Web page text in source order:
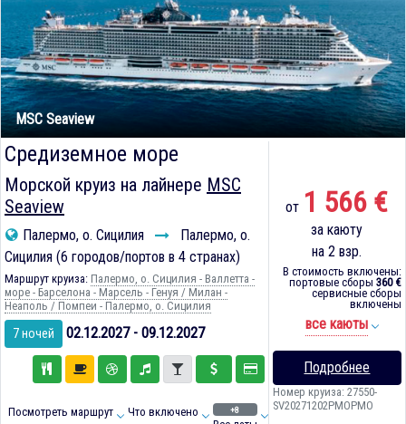
MSC Seaview
Средиземное море
Морской круиз на лайнере MSC
Seaview
Палермо, о. Сицилия
Палермо, о.
Сицилия (6 городов/портов в 4 странах)
Маршрут круиза: Палермо, о. Сицилия - Валлетта -
море - Барселона - Марсель - Генуя / Милан -
Неаполь / Помпеи - Палермо, о. Сицилия
7 ночей 02.12.2027 - 09.12.2027
Посмотреть маршрут Что включено +8
от 1 566 €
за каюту
на 2 взр.
В стоимость включены:
портовые сборы 360 €
сервисные сборы
включены
все каюты
Подробнее
Номер круиза: 27550-
SV20271202PMOPMO